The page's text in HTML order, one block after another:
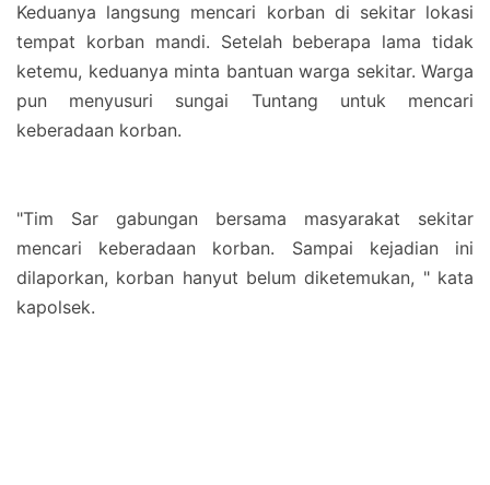
Keduanya langsung mencari korban di sekitar lokasi
tempat korban mandi. Setelah beberapa lama tidak
ketemu, keduanya minta bantuan warga sekitar. Warga
pun menyusuri sungai Tuntang untuk mencari
keberadaan korban.
"Tim Sar gabungan bersama masyarakat sekitar
mencari keberadaan korban. Sampai kejadian ini
dilaporkan, korban hanyut belum diketemukan, " kata
kapolsek.